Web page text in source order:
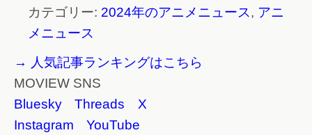
カテゴリー: 2024年のアニメニュース, アニ
メニュース
→ 人気記事ランキングはこちら
MOVIEW SNS
Bluesky
Threads
X
Instagram
YouTube